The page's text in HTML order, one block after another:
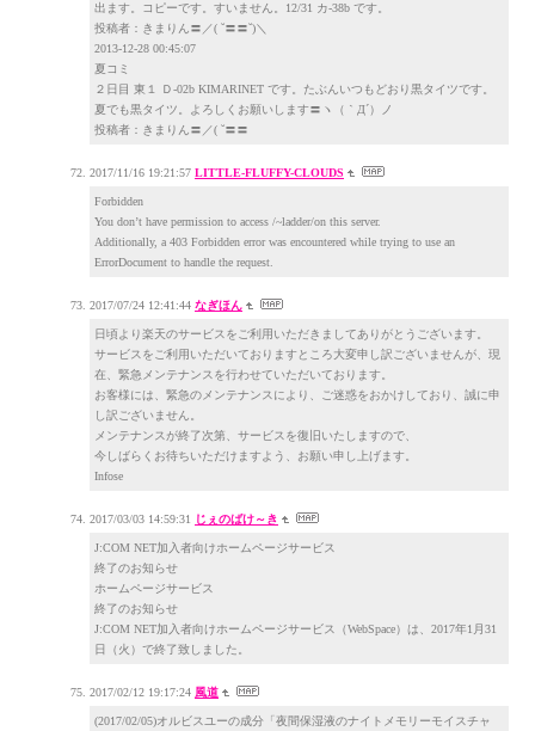
出ます。コピーです。すいません。12/31 カ-38b です。
投稿者：きまりん〓／( ˘〓〓˘)＼
2013-12-28 00:45:07
夏コミ
２日目 東１ Ｄ-02b KIMARINET です。たぶんいつもどおり黒タイツです。
夏でも黒タイツ。よろしくお願いします〓ヽ（｀Д´）ノ
投稿者：きまりん〓／( ˘〓〓
2017/11/16 19:21:57 LITTLE-FLUFFY-CLOUDS
Forbidden
You don’t have permission to access /~ladder/on this server.
Additionally, a 403 Forbidden error was encountered while trying to use an
ErrorDocument to handle the request.
2017/07/24 12:41:44 なぎほん
日頃より楽天のサービスをご利用いただきましてありがとうございます。
サービスをご利用いただいておりますところ大変申し訳ございませんが、現
在、緊急メンテナンスを行わせていただいております。
お客様には、緊急のメンテナンスにより、ご迷惑をおかけしており、誠に申
し訳ございません。
メンテナンスが終了次第、サービスを復旧いたしますので、
今しばらくお待ちいただけますよう、お願い申し上げます。
Infose
2017/03/03 14:59:31 じぇのばけ～き
J:COM NET加入者向けホームページサービス
終了のお知らせ
ホームページサービス
終了のお知らせ
J:COM NET加入者向けホームページサービス（WebSpace）は、2017年1月31
日（火）で終了致しました。
2017/02/12 19:17:24 風道
(2017/02/05)オルビスユーの成分「夜間保湿液のナイトメモリーモイスチャ